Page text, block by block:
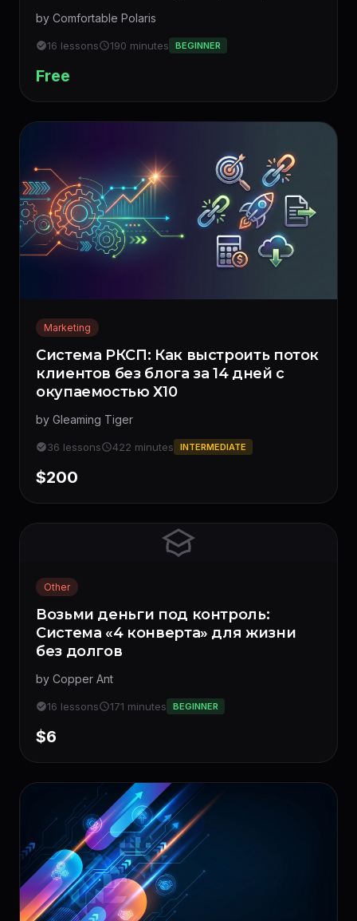
by Comfortable Polaris
16 lessons 190 minutes BEGINNER
Free
Marketing
Система РКСП: Как выстроить поток
клиентов без блога за 14 дней с
окупаемостью Х10
by Gleaming Tiger
36 lessons 422 minutes INTERMEDIATE
$200
Other
Возьми деньги под контроль:
Система «4 конверта» для жизни
без долгов
by Copper Ant
16 lessons 171 minutes BEGINNER
$6